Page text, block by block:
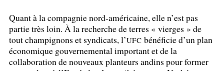
Quant à la compagnie nord-américaine, elle n’est pas
partie très loin. À la recherche de terres « vierges » de
tout champignons et syndicats, l’UFC bénéficie d’un plan
économique gouvernemental important et de la
collaboration de nouveaux planteurs andins pour former